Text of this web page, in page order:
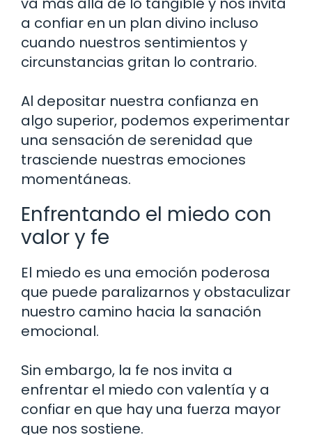
a confiar en un plan divino incluso
cuando nuestros sentimientos y
circunstancias gritan lo contrario.
Al depositar nuestra confianza en
algo superior, podemos experimentar
una sensación de serenidad que
trasciende nuestras emociones
momentáneas.
Enfrentando el miedo con
valor y fe
El miedo es una emoción poderosa
que puede paralizarnos y obstaculizar
nuestro camino hacia la sanación
emocional.
Sin embargo, la fe nos invita a
enfrentar el miedo con valentía y a
confiar en que hay una fuerza mayor
que nos sostiene.